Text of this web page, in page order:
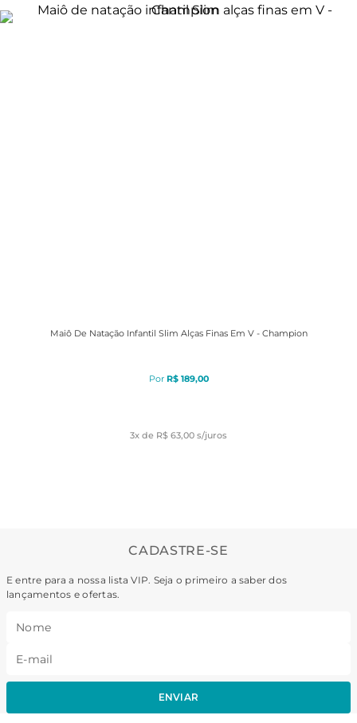
Maiô De Natação Infantil Slim Alças Finas Em V - Champion
R$ 189,00
3x de R$ 63,00 s/juros
CADASTRE-SE
E entre para a nossa lista VIP. Seja o primeiro a saber dos
lançamentos e ofertas.
ENVIAR